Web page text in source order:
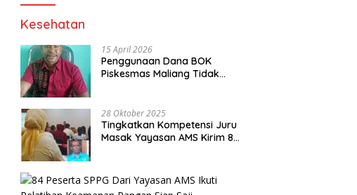
Kesehatan
15 April 2026
Penggunaan Dana BOK
Piskesmas Maliang Tidak
28 Oktober 2025
Tingkatkan Kompetensi Juru
Masak Yayasan AMS Kirim 8